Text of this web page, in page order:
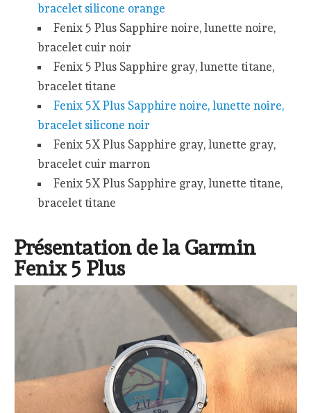
bracelet silicone orange
Fenix 5 Plus Sapphire noire, lunette noire,
bracelet cuir noir
Fenix 5 Plus Sapphire gray, lunette titane,
bracelet titane
Fenix 5X Plus Sapphire noire, lunette noire,
bracelet silicone noir
Fenix 5X Plus Sapphire gray, lunette gray,
bracelet cuir marron
Fenix 5X Plus Sapphire gray, lunette titane,
bracelet titane
Présentation de la Garmin
Fenix 5 Plus